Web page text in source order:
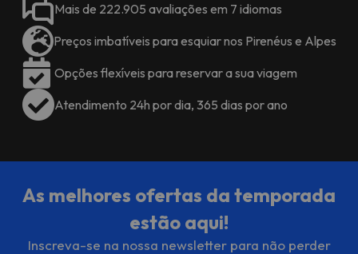
Mais de 222.905 avaliações em 7 idiomas
Preços imbatíveis para esquiar nos Pirenéus e Alpes
Opções flexíveis para reservar a sua viagem
Atendimento 24h por dia, 365 dias por ano
As melhores ofertas da temporada
estão aqui!
Inscreva-se na nossa newsletter para não perder